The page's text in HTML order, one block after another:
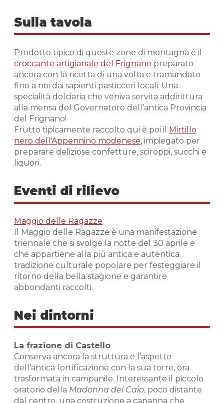
Sulla tavola
Prodotto tipico di queste zone di montagna è il
croccante artigianale del Frignano preparato
ancora con la ricetta di una volta e tramandato
fino a noi dai sapienti pasticceri locali. Una
specialità dolciaria che veniva servita addirittura
alla mensa del Governatore dell’antica Provincia
del Frignano!
Frutto tipicamente raccolto qui è poi il Mirtillo
nero dell'Appennino modenese, impiegato per
preparare deliziose confetture, sciroppi, succhi e
liquori.
Eventi di rilievo
Maggio delle Ragazze
Il Maggio delle Ragazze è una manifestazione
triennale che si svolge la notte del 30 aprile e
che appartiene alla più antica e autentica
tradizione culturale popolare per festeggiare il
ritorno della bella stagione e garantire
abbondanti raccolti.
Nei dintorni
La frazione di Castello
Conserva ancora la struttura e l’aspetto
dell’antica fortificazione con la sua torre, ora
trasformata in campanile. Interessante il piccolo
oratorio della Madonna del Caio, poco distante
dal centro, una costruzione a capanna che